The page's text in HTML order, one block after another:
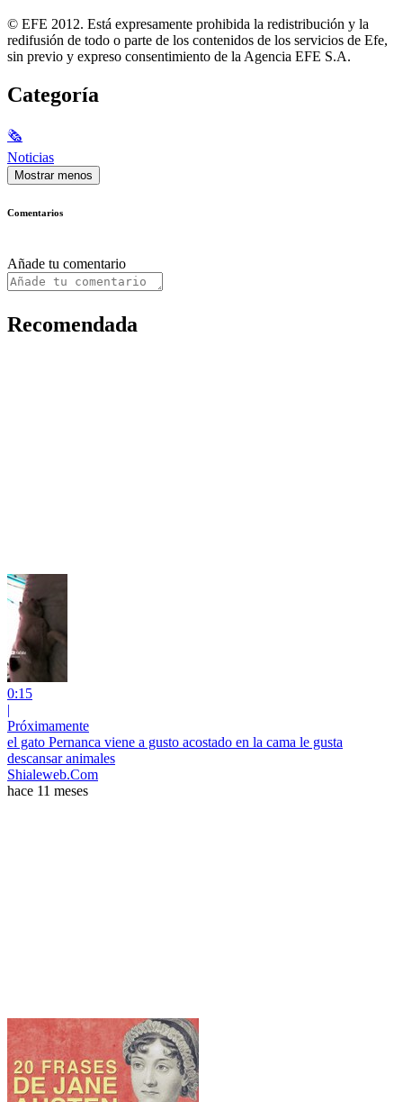
© EFE 2012. Está expresamente prohibida la redistribución y la
redifusión de todo o parte de los contenidos de los servicios de Efe,
sin previo y expreso consentimiento de la Agencia EFE S.A.
Categoría
🗞
Noticias
Mostrar menos
Comentarios
Añade tu comentario
Recomendada
0:15
|
Próximamente
el gato Pernanca viene a gusto acostado en la cama le gusta
descansar animales
Shialeweb.Com
hace 11 meses